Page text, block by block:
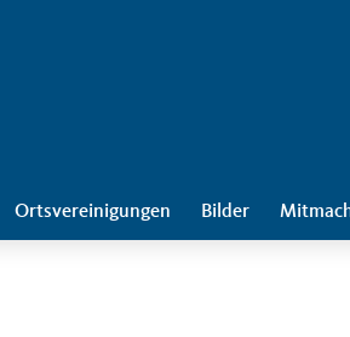
Ortsvereinigungen Bilder